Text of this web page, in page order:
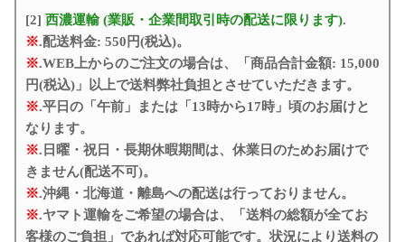
[2] 西濃運輸 (業販・企業間取引時の配送に限ります).
※.配送料金: 550円(税込)。
※.WEB上からのご注文の場合は、「商品合計金額: 15,000
円(税込)」以上で送料弊社負担とさせていただきます。
※.平日の「午前」または「13時から17時」頃のお届けと
なります。
※.日曜・祝日・長期休暇期間は、休業日のためお届けで
きません(配送不可)。
※.沖縄・北海道・離島への配送は行っておりません。
※.ヤマト運輸をご希望の場合は、「送料の総額が全てお
客様のご負担」であれば対応可能です。状況により送料の